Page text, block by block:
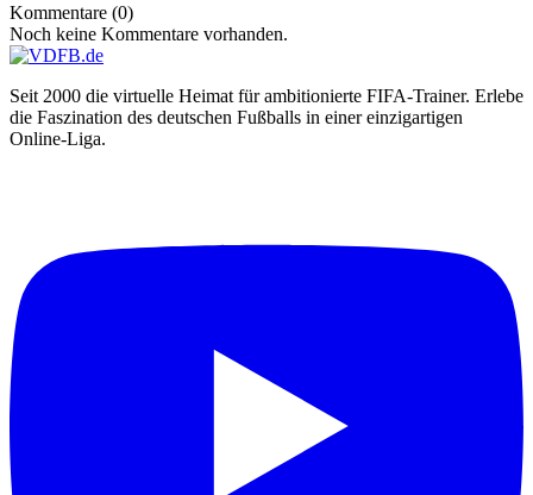
Kommentare (0)
Noch keine Kommentare vorhanden.
Seit 2000 die virtuelle Heimat für ambitionierte FIFA-Trainer. Erlebe
die Faszination des deutschen Fußballs in einer einzigartigen
Online-Liga.